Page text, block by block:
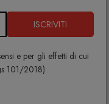
ISCRIVITI
e per gli effetti di cui
101/2018)